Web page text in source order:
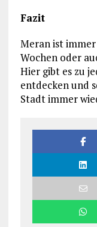
Fazit
Meran ist
Wochen oder
Hier gibt es zu
entdecken und
Stadt immer